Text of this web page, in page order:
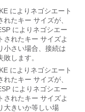
によりネゴシエート
れたキー サイズが、
によりネゴシエー
トされたキー サイズよ
小さい場合、接続は
敗します。
によりネゴシエート
れたキー サイズが、
によりネゴシエー
トされたキー サイズよ
大きいか等しい場